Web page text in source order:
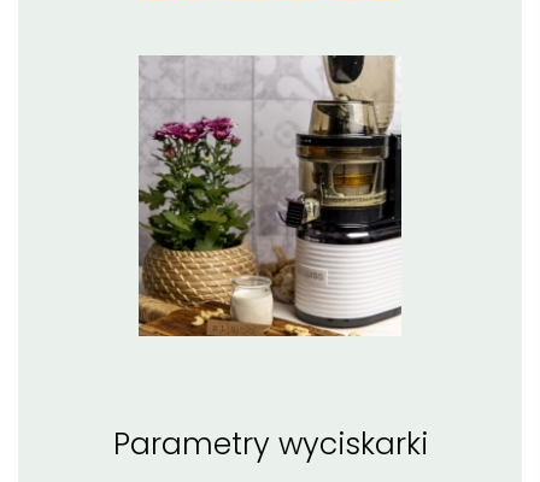
Parametry wyciskarki